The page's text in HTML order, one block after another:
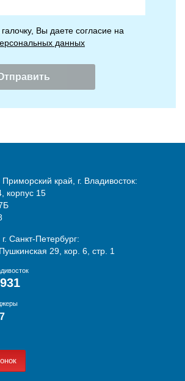
Вы даете согласие на
данных
край, г. Владивосток:
корпус 15
Санкт-Петербург:
29, кор. 6, стр. 1